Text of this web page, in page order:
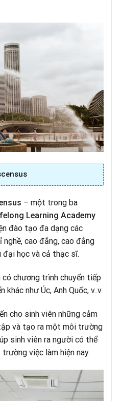
– một trong ba
Learning Academy
đào tạo đa dạng các
cao đẳng, cao đẳng
đại học và cả thạc sĩ.
chương trình chuyển tiếp
khác như Úc, Anh Quốc, v..v
cho sinh viên những cảm
và tạo ra một môi trường
sinh viên ra người có thể
việc làm hiện nay.